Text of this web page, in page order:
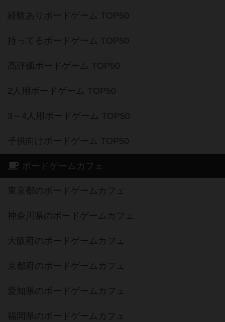
経験ありボードゲーム TOP50
持ってるボードゲーム TOP50
高評価ボードゲーム TOP50
2人用ボードゲーム TOP50
3～4人用ボードゲーム TOP50
子供向けボードゲーム TOP50
ボードゲームカフェ
東京都のボードゲームカフェ
神奈川県のボードゲームカフェ
大阪府のボードゲームカフェ
京都府のボードゲームカフェ
愛知県のボードゲームカフェ
福岡県のボードゲームカフェ